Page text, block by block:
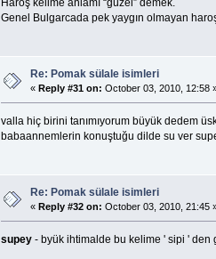
Haroş kelime anlamı “güzel” demek.
Genel Bulgarcada pek yaygın olmayan
Re: Pomak sülale isimleri
« Reply #31 on: October 03, 2010, 12:58
valla hiç birini tanımıyorum büyük dedem
babaannemlerin konuştuğu dilde su ver
Re: Pomak sülale isimleri
« Reply #32 on: October 03, 2010, 21:45
supey - byük ihtimalde bu kelime ' sipi ' den